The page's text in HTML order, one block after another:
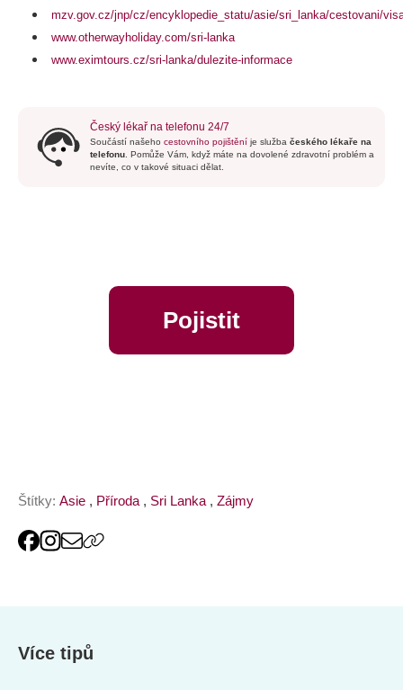
mzv.gov.cz/jnp/cz/encyklopedie_statu/asie/sri_lanka/cestovani/
www.otherwayholiday.com/sri-lanka
www.eximtours.cz/sri-lanka/dulezite-informace
Český lékař na telefonu 24/7
Součástí našeho cestovního pojištěníje služba českého lékaře na
telefonu. Pomůže Vám, když máte na dovolené zdravotní problém a
nevíte, co v takové situaci dělat.
Pojistit
Štítky: Asie , Příroda , Sri Lanka , Zájmy
Více tipů